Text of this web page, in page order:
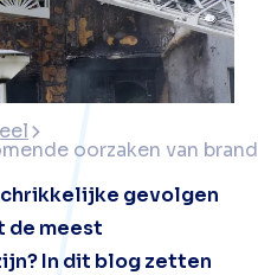
oorzaken van
gevolgen
de meest
In dit blog zetten